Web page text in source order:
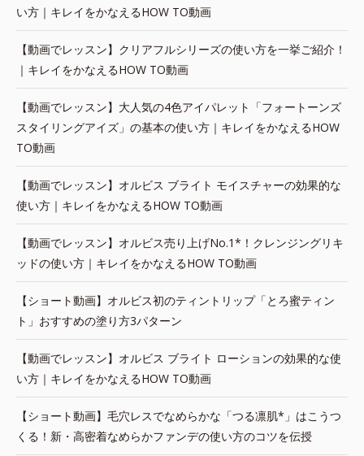
い方｜キレイをかなえるHOW TO動画
【動画でレッスン】クリアフルシリーズの使い方を一挙ご紹介！
｜キレイをかなえるHOW TO動画
【動画でレッスン】大人気の4色アイパレット「フォートーンズ
スタイリングアイズ」の基本の使い方｜キレイをかなえるHOW
TO動画
【動画でレッスン】オルビス ブライト モイスチャーの効果的な
使い方｜キレイをかなえるHOW TO動画
【動画でレッスン】オルビス売り上げNo.1*！クレンジングリキ
ッドの使い方｜キレイをかなえるHOW TO動画
【ショート動画】オルビス初のティントリップ「とろ蜜ティン
ト」おすすめの塗り方3パターン
【動画でレッスン】オルビス ブライト ローションの効果的な使
い方｜キレイをかなえるHOW TO動画
【ショート動画】毛穴レスでなめらかな「つる凛肌*」はこうつ
くる！新・高密着なめらかファンデの使い方のコツを伝授